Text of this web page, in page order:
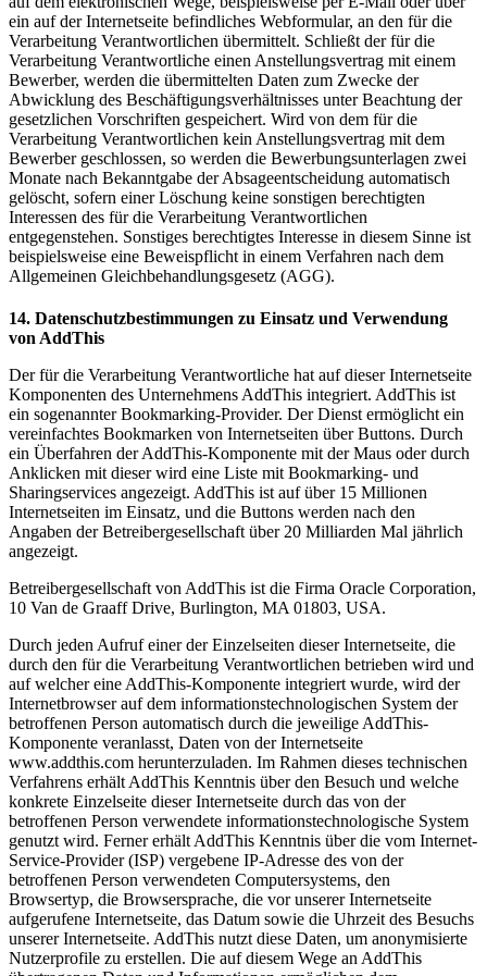
ein auf der Internetseite befindliches Webformular, an den für die
Verarbeitung Verantwortlichen übermittelt. Schließt der für die
Verarbeitung Verantwortliche einen Anstellungsvertrag mit einem
Bewerber, werden die übermittelten Daten zum Zwecke der
Abwicklung des Beschäftigungsverhältnisses unter Beachtung der
gesetzlichen Vorschriften gespeichert. Wird von dem für die
Verarbeitung Verantwortlichen kein Anstellungsvertrag mit dem
Bewerber geschlossen, so werden die Bewerbungsunterlagen zwei
Monate nach Bekanntgabe der Absageentscheidung automatisch
gelöscht, sofern einer Löschung keine sonstigen berechtigten
Interessen des für die Verarbeitung Verantwortlichen
entgegenstehen. Sonstiges berechtigtes Interesse in diesem Sinne ist
beispielsweise eine Beweispflicht in einem Verfahren nach dem
Allgemeinen Gleichbehandlungsgesetz (AGG).
14. Datenschutzbestimmungen zu Einsatz und Verwendung
von AddThis
Der für die Verarbeitung Verantwortliche hat auf dieser Internetseite
Komponenten des Unternehmens AddThis integriert. AddThis ist
ein sogenannter Bookmarking-Provider. Der Dienst ermöglicht ein
vereinfachtes Bookmarken von Internetseiten über Buttons. Durch
ein Überfahren der AddThis-Komponente mit der Maus oder durch
Anklicken mit dieser wird eine Liste mit Bookmarking- und
Sharingservices angezeigt. AddThis ist auf über 15 Millionen
Internetseiten im Einsatz, und die Buttons werden nach den
Angaben der Betreibergesellschaft über 20 Milliarden Mal jährlich
angezeigt.
Betreibergesellschaft von AddThis ist die Firma Oracle Corporation,
10 Van de Graaff Drive, Burlington, MA 01803, USA.
Durch jeden Aufruf einer der Einzelseiten dieser Internetseite, die
durch den für die Verarbeitung Verantwortlichen betrieben wird und
auf welcher eine AddThis-Komponente integriert wurde, wird der
Internetbrowser auf dem informationstechnologischen System der
betroffenen Person automatisch durch die jeweilige AddThis-
Komponente veranlasst, Daten von der Internetseite
www.addthis.com herunterzuladen. Im Rahmen dieses technischen
Verfahrens erhält AddThis Kenntnis über den Besuch und welche
konkrete Einzelseite dieser Internetseite durch das von der
betroffenen Person verwendete informationstechnologische System
genutzt wird. Ferner erhält AddThis Kenntnis über die vom Internet-
Service-Provider (ISP) vergebene IP-Adresse des von der
betroffenen Person verwendeten Computersystems, den
Browsertyp, die Browsersprache, die vor unserer Internetseite
aufgerufene Internetseite, das Datum sowie die Uhrzeit des Besuchs
unserer Internetseite. AddThis nutzt diese Daten, um anonymisierte
Nutzerprofile zu erstellen. Die auf diesem Wege an AddThis